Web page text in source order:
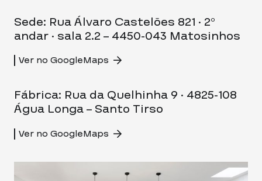
Sede: Rua Álvaro Castelões 821 · 2º
andar · sala 2.2 – 4450-043 Matosinhos
Ver no GoogleMaps
Fábrica: Rua da Quelhinha 9 · 4825-108
Água Longa – Santo Tirso
Ver no GoogleMaps